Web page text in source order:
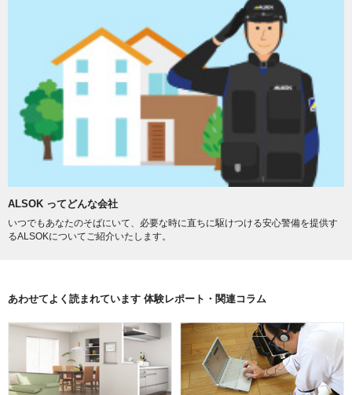
ALSOK ってどんな会社
いつでもあなたのそばにいて、必要な時に直ちに駆けつける安心警備を提供す
るALSOKについてご紹介いたします。
あわせてよく読まれています 体験レポート・関連コラム